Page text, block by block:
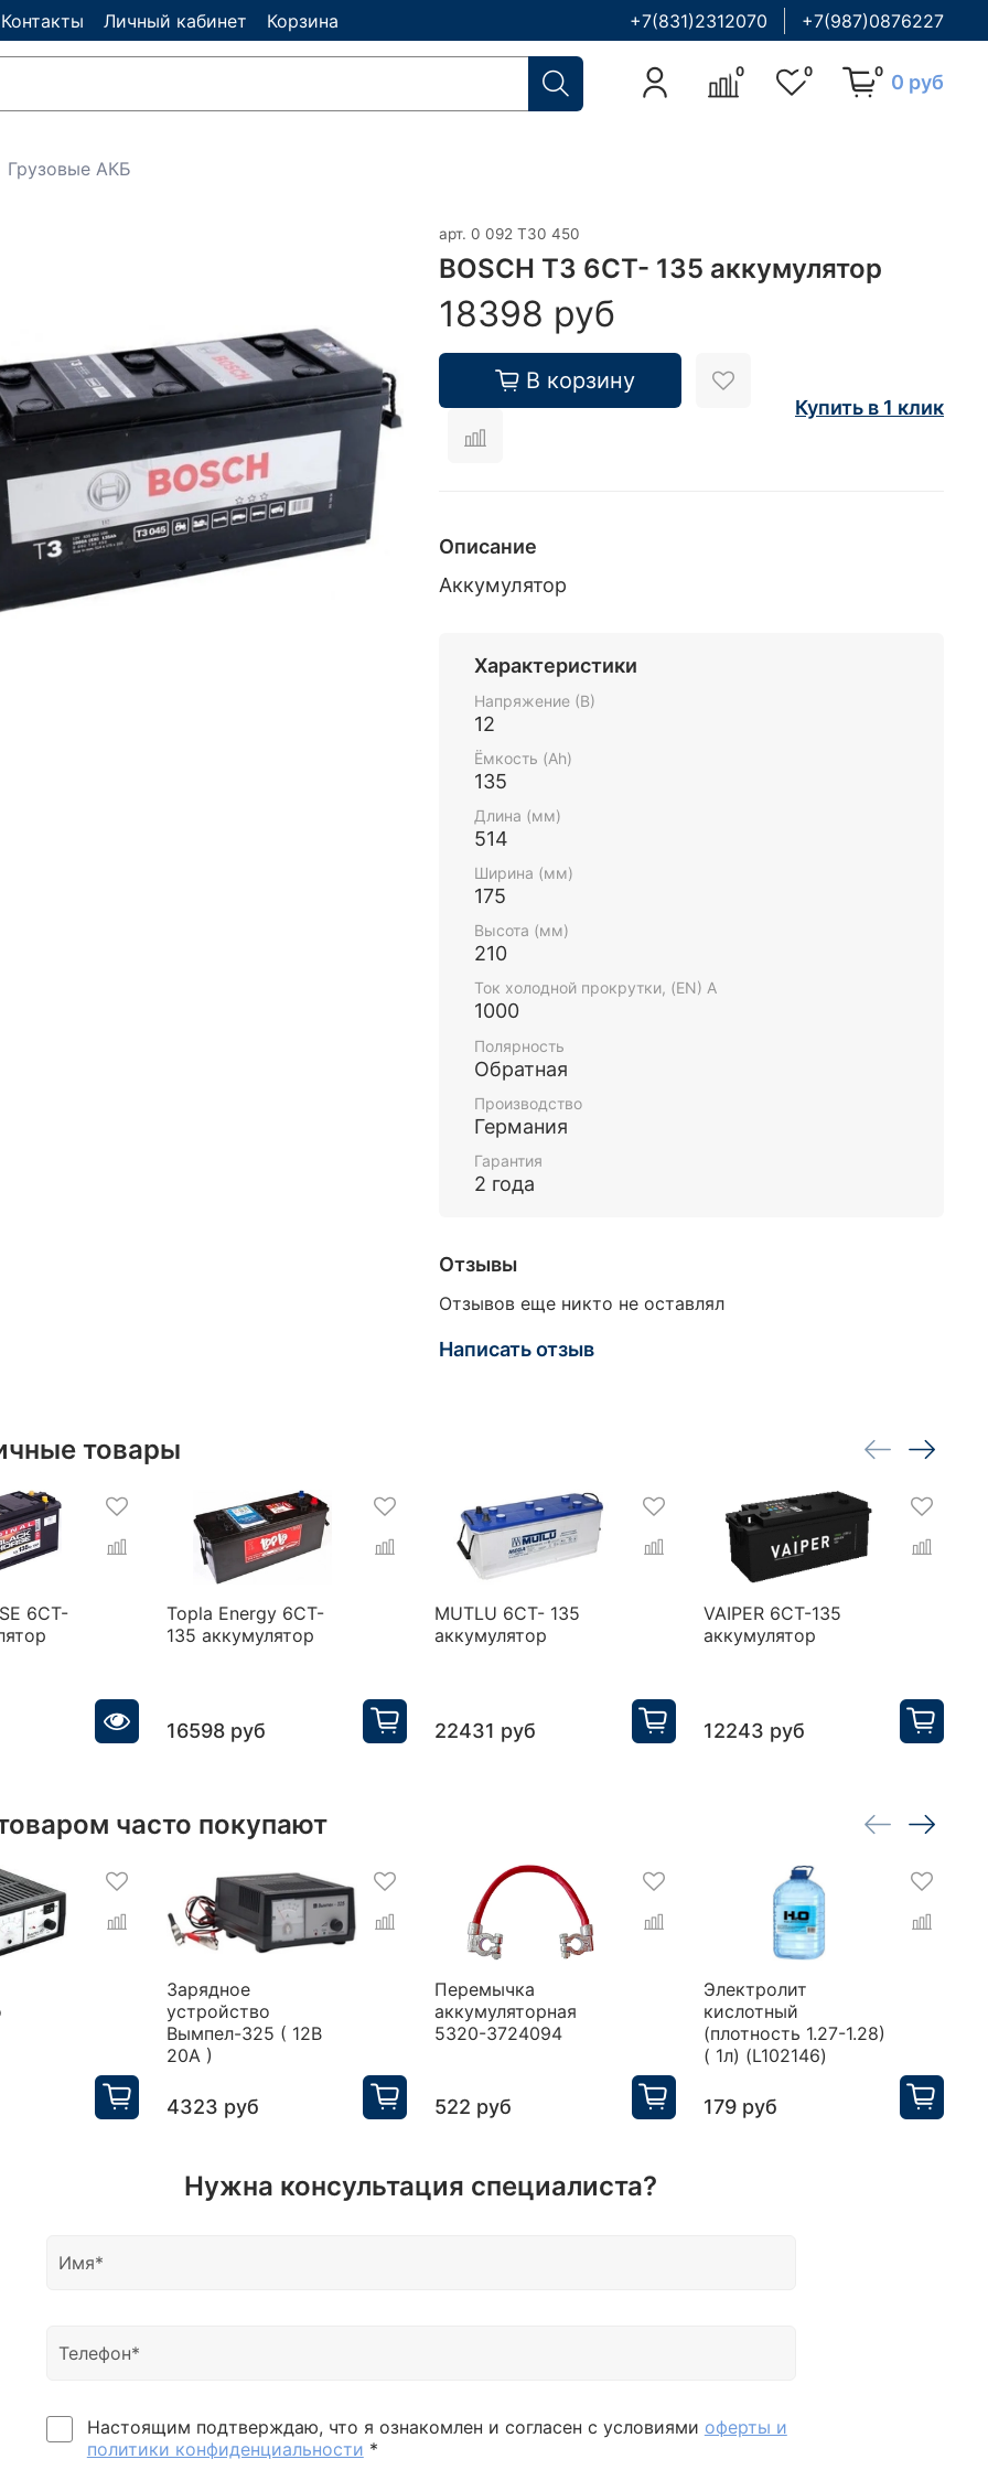
Контакты Личный кабинет Корзина +7(831)2312070 +7(987)0876227
0 0 0 0 руб
Грузовые АКБ
арт. 0 092 T30 450
BOSCH T3 6CT- 135 аккумулятор
18398 руб
В корзину
Купить в 1 клик
Описание
Аккумулятор
Характеристики
Напряжение (В)
12
Ёмкость (Ah)
135
Длина (мм)
514
Ширина (мм)
175
Высота (мм)
210
Ток холодной прокрутки, (EN) А
1000
Полярность
Обратная
Производство
Германия
Гарантия
2 года
Отзывы
Отзывов еще никто не оставлял
Написать отзыв
товары
6СТ-
Topla Energy 6CT-
135 аккумулятор
16598 руб
MUTLU 6СТ- 135
аккумулятор
22431 руб
VAIPER 6СТ-135
аккумулятор
12243 руб
часто покупают
Зарядное
устройство
Вымпел-325 ( 12В
20А )
4323 руб
Перемычка
аккумуляторная
5320-3724094
522 руб
Электролит
кислотный
(плотность 1.27-1.28)
( 1л) (L102146)
179 руб
Нужна консультация специалиста?
Настоящим подтверждаю, что я ознакомлен и согласен с условиями оферты и
политики конфиденциальности *